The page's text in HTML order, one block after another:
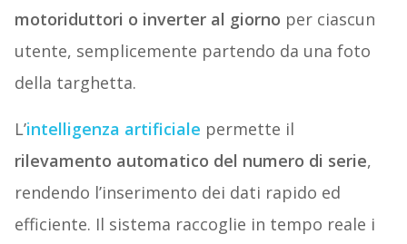
motoriduttori o inverter al giorno per ciascun
utente, semplicemente partendo da una foto
della targhetta.
L’intelligenza artificiale permette il
rilevamento automatico del numero di serie,
rendendo l’inserimento dei dati rapido ed
efficiente. Il sistema raccoglie in tempo reale i